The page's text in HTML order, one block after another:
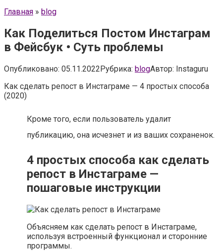
Главная » blog
Как Поделиться Постом Инстаграм
в Фейсбук • Суть проблемы
Опубликовано: 05.11.2022Рубрика: blogАвтор: Instaguru
Как сделать репост в Инстаграме — 4 простых способа
(2020)
Кроме того, если пользователь удалит
публикацию, она исчезнет и из ваших сохраненок.
4 простых способа как сделать
репост в Инстаграме —
пошаговые инструкции
Объясняем как сделать репост в Инстаграме,
используя встроенный функционал и сторонние
программы.